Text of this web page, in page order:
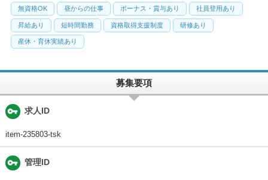
無資格OK 昼からの仕事 ボーナス・賞与あり 社員登用あり
昇給あり 短時間勤務 資格取得支援制度 研修あり
産休・育休実績あり
募集要項
vpn_key 求人ID
item-235803-tsk
vpn_key 管理ID